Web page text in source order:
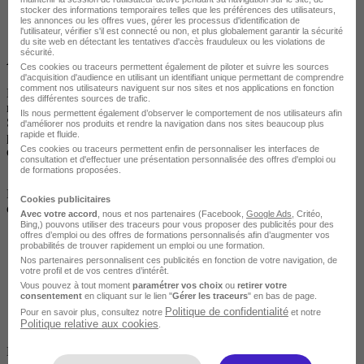
Centre
À propos du centre ESRA
ESRA Formation Pro est l’activité dédiée aux professionnels en
reconversion ou en perfectionnement, intégrée au sein de l’École
Supérieure de Réalisation Audiovisuelle (ESRA), référence depuis
plus de 50 ans dans les métiers du cinéma, de la télévision, du son et
de l’animation.
Nous proposons des formations certifiantes inscrites au RNCP,
organisées en deux formats :
Formations longues de reconversion pour accéder aux métiers
clés de l’audiovisuel (opérateur de prise de vue, monteur,
chargé de production,,.).
Formations courtes d’expertise pour développer des
compétences techniques ciblées (caméras professionnelles,
postproduction, son, etc.).
Nos programmes allient pratique intensive, encadrement par des
stocker des informations temporaires telles que les préférences des utilisateurs,
les annonces ou les offres vues, gérer les processus d'identification de
l'utilisateur, vérifier s'il est connecté ou non, et plus globalement garantir la sécurité
du site web en détectant les tentatives d'accès frauduleux ou les violations de
sécurité.
Ces cookies ou traceurs permettent également de piloter et suivre les sources
d'acquisition d'audience en utilisant un identifiant unique permettant de comprendre
comment nos utilisateurs naviguent sur nos sites et nos applications en fonction
des différentes sources de trafic.
Ils nous permettent également d’observer le comportement de nos utilisateurs afin
d'améliorer nos produits et rendre la navigation dans nos sites beaucoup plus
rapide et fluide.
Ces cookies ou traceurs permettent enfin de personnaliser les interfaces de
consultation et d'effectuer une présentation personnalisée des offres d'emploi ou
de formations proposées.
Cookies publicitaires
Avec votre accord , nous et nos partenaires (Facebook, Google Ads , Critéo,
Bing,) pouvons utiliser des traceurs pour vous proposer des publicités pour des
offres d’emploi ou des offres de formations personnalisés afin d’augmenter vos
probabilités de trouver rapidement un emploi ou une formation.
Nos partenaires personnalisent ces publicités en fonction de votre navigation, de
votre profil et de vos centres d’intérêt.
Vous pouvez à tout moment paramétrer vos choix ou retirer votre
consentement en cliquant sur le lien "Gérer les traceurs" en bas de page.
Pour en savoir plus, consultez notre Politique de confidentialité et notre
Politique relative aux cookies